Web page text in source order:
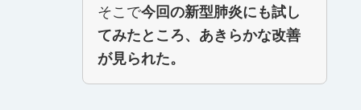
そこで今回の新型肺炎にも試し
てみたところ、あきらかな改善
が見られた。